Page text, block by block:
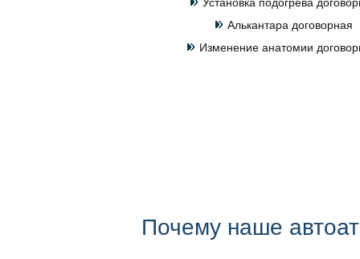
Алькантара договорная
Изменение анатомии
Почему наше